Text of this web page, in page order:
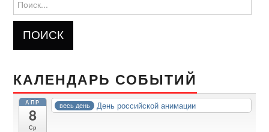
КАЛЕНДАРЬ СОБЫТИЙ
АПР
8
Ср
весь день День российской анимации